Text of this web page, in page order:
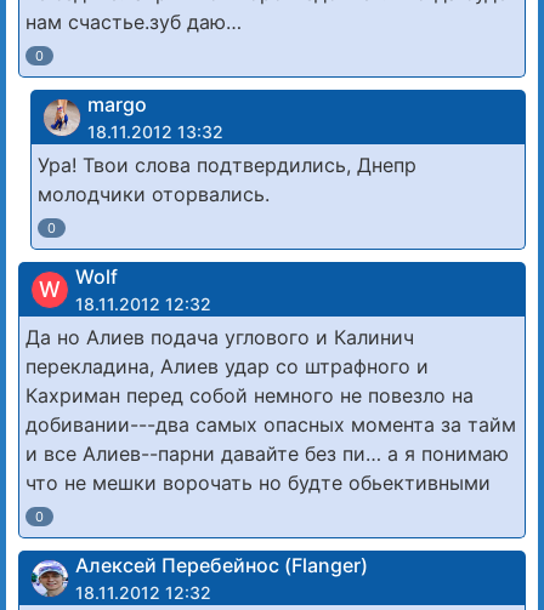
нам счастье.зуб даю…
0
margo
18.11.2012 13:32
Ура! Твои слова подтвердились, Днепр
молодчики оторвались.
0
W Wolf
18.11.2012 12:32
Да но Алиев подача углового и Калинич
перекладина, Алиев удар со штрафного и
Кахриман перед собой немного не повезло на
добивании---два самых опасных момента за тайм
и все Алиев--парни давайте без пи… а я понимаю
что не мешки ворочать но будте обьективными
0
Алексей Перебейнос (Flanger)
18.11.2012 12:32